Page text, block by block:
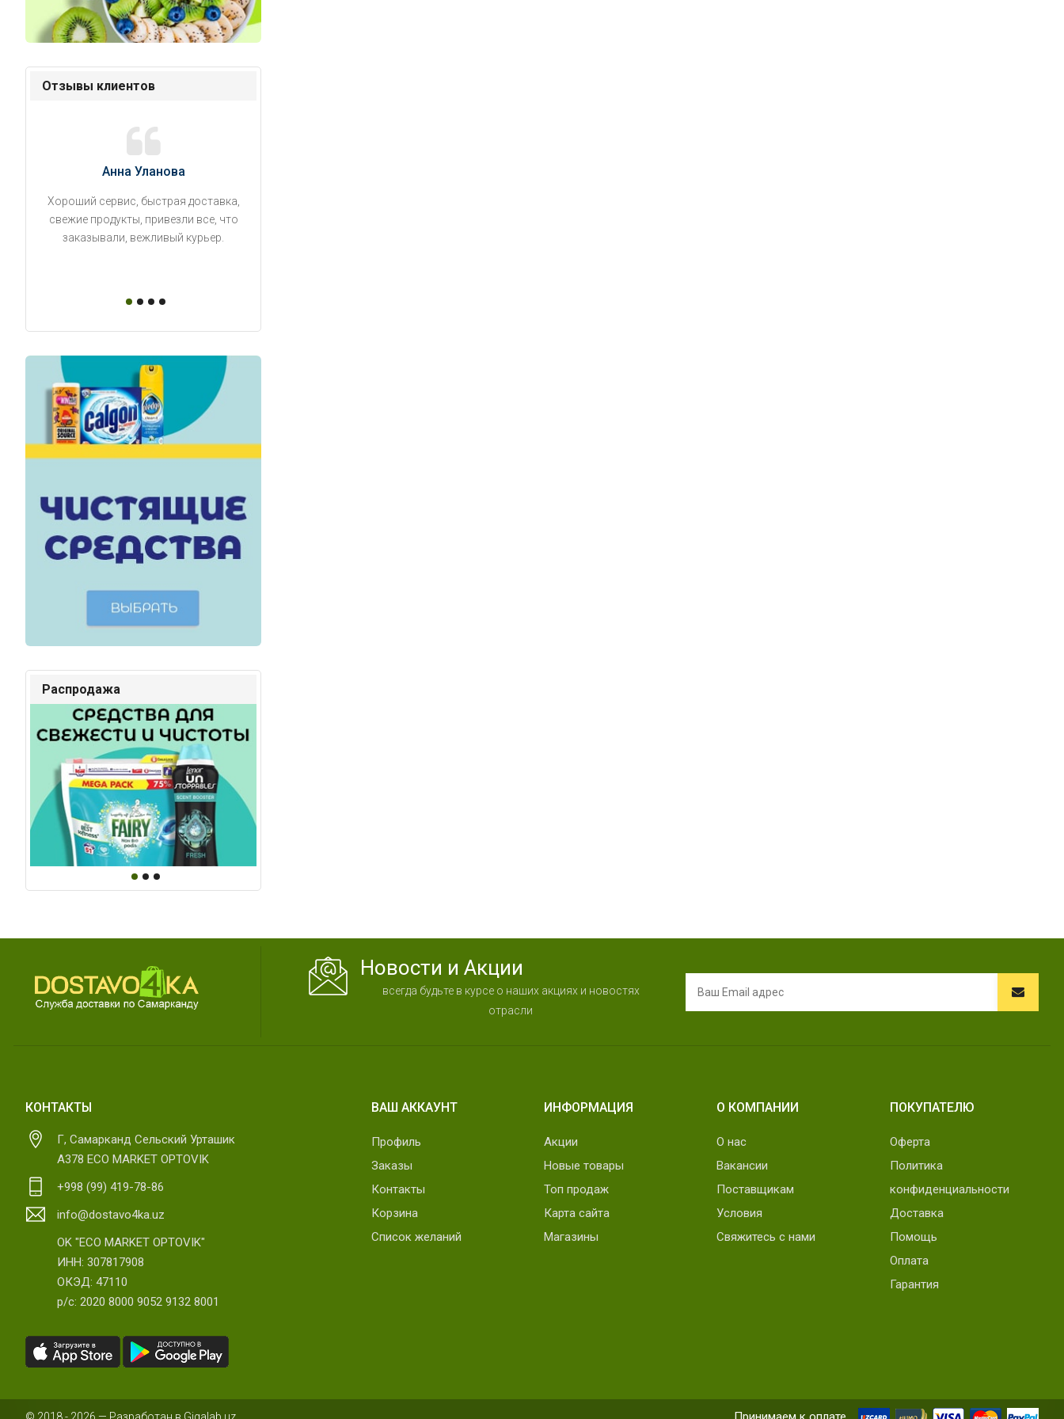
Отзывы клиентов
Анна Уланова
Хороший сервис, быстрая доставка,
свежие продукты, привезли все, что
заказывали, вежливый курьер.
Распродажа
Новости и Акции
всегда будьте в курсе о наших акциях и новостях
отрасли
КОНТАКТЫ
Г, Самарканд Сельский Урташик
А378 ECO MARKET OPTOVIK
+998 (99) 419-78-86
info@dostavo4ka.uz
OK "ECO MARKET OPTOVIK"
ИНН: 307817908
ОКЭД: 47110
р/с: 2020 8000 9052 9132 8001
ВАШ АККАУНТ
Профиль
Заказы
Контакты
Корзина
Список желаний
ИНФОРМАЦИЯ
Акции
Новые товары
Топ продаж
Карта сайта
Магазины
О КОМПАНИИ
О нас
Вакансии
Поставщикам
Условия
Свяжитесь с нами
ПОКУПАТЕЛЮ
Оферта
Политика
конфиденциальности
Доставка
Помощь
Оплата
Гарантия